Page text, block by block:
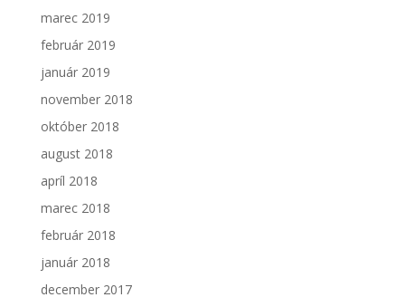
marec 2019
február 2019
január 2019
november 2018
október 2018
august 2018
apríl 2018
marec 2018
február 2018
január 2018
december 2017